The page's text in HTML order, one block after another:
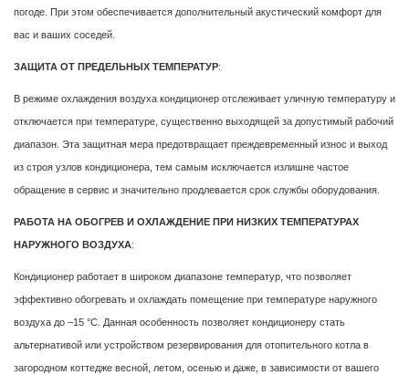
погоде. При этом обеспечивается дополнительный акустический комфорт для
вас и ваших соседей.
ЗАЩИТА ОТ ПРЕДЕЛЬНЫХ ТЕМПЕРАТУР:
В режиме охлаждения воздуха кондиционер отслеживает уличную температуру и
отключается при температуре, существенно выходящей за допустимый рабочий
диапазон. Эта защитная мера предотвращает преждевременный износ и выход
из строя узлов кондиционера, тем самым исключается излишне частое
обращение в сервис и значительно продлевается срок службы оборудования.
РАБОТА НА ОБОГРЕВ И ОХЛАЖДЕНИЕ ПРИ НИЗКИХ ТЕМПЕРАТУРАХ
НАРУЖНОГО ВОЗДУХА:
Кондиционер работает в широком диапазоне температур, что позволяет
эффективно обогревать и охлаждать помещение при температуре наружного
воздуха до –15 °С. Данная особенность позволяет кондиционеру стать
альтернативой или устройством резервирования для отопительного котла в
загородном коттедже весной, летом, осенью и даже, в зависимости от вашего